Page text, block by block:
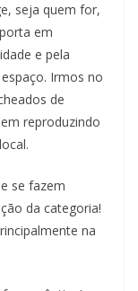
seja quem for,
em
e pela
Irmos no
de
reproduzindo
se fazem
da categoria!
na